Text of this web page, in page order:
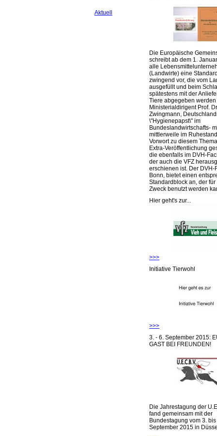
Aktuell
Die Europäische
schreibt ab dem 1.
alle
(Landwirte) eine
zwingend vor, die vom
ausgefüllt und beim
spätestens mit der
Tiere abgegeben werden
Ministerialdirigent Prof.
Zwingmann,
\"Hygienepapst\" im
Bundeslandwirtschafts-
mittlerweile im
Vorwort zu diesem
Extra-Veröffentlichung
die ebenfalls im DVH-
der auch die VFZ
erschienen ist. Der DVH-
Bonn, bietet einen
Standardblock an, der
Zweck benutzt werden
Hier geht's zur...
>>>
Initiative Tierwohl
>>>
3. - 6. September 2015:
GAST BEI FREUNDEN!
Die Jahrestagung der
fand gemeinsam mit der
Bundestagung vom 3. bis
September 2015 in